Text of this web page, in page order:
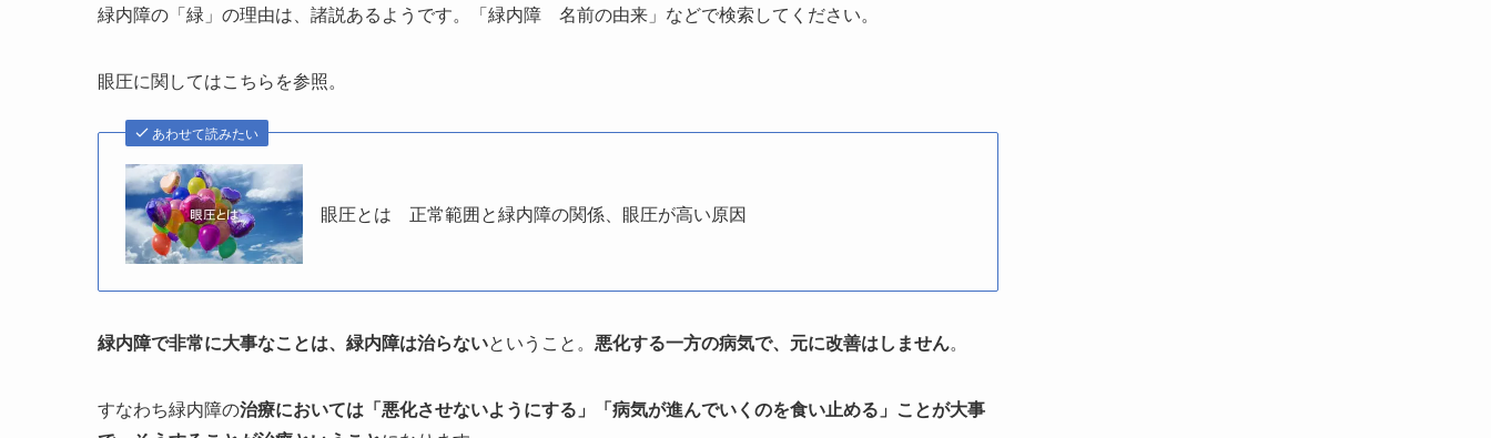
緑内障の「緑」の理由は、諸説あるようです。「緑内障 名前の由来」などで検索してください。
眼圧に関してはこちらを参照。
あわせて読みたい
眼圧とは 正常範囲と緑内障の関係、眼圧が高い原因
緑内障で非常に大事なことは、緑内障は治らないということ。 悪化する一方の病気で、元に改善はしません。
すなわち緑内障の治療においては 「悪化させないようにする」「病気が進んでいくのを食い止める」ことが大事